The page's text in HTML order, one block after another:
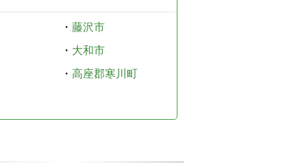
・ 藤沢市
・ 大和市
・ 高座郡寒川町